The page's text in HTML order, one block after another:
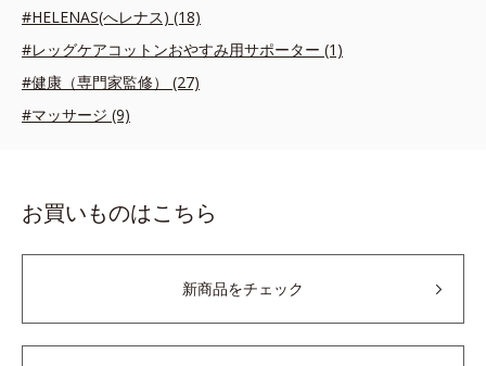
#HELENAS(へレナス) (18)
#レッグケアコットンおやすみ用サポーター (1)
#健康（専門家監修） (27)
#マッサージ (9)
お買いものはこちら
新商品をチェック